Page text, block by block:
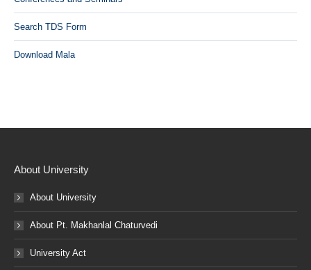
Search TDS Form
Download Mala
About University
About University
About Pt. Makhanlal Chaturvedi
University Act